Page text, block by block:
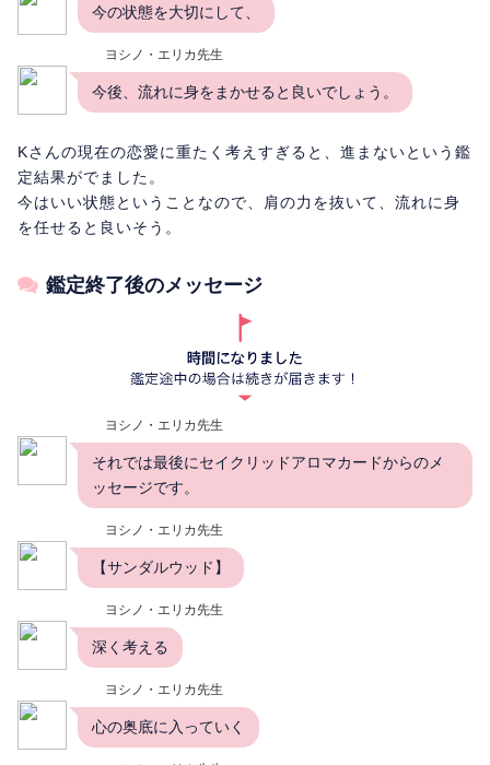
今の状態を大切にして、
ヨシノ・エリカ先生
今後、流れに身をまかせると良いでしょう。
Kさんの現在の恋愛に重たく考えすぎると、進まないという鑑
定結果がでました。
今はいい状態ということなので、肩の力を抜いて、流れに身
を任せると良いそう。
鑑定終了後のメッセージ
ヨシノ・エリカ先生
それでは最後にセイクリッドアロマカードからのメ
ッセージです。
ヨシノ・エリカ先生
【サンダルウッド】
ヨシノ・エリカ先生
深く考える
ヨシノ・エリカ先生
心の奥底に入っていく